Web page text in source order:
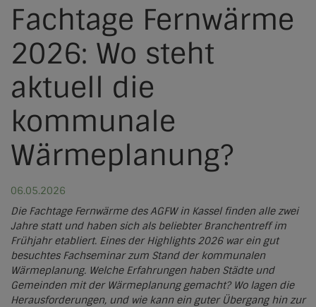
Großwärmepumpen
Biomasse
Biogas
Geothermie
Abwärmenutzung & industrielle Abwärme
Wärmespeicher
Iserlohn
Gießen
Marburg
Wasserstoff
Wärmewende erklärt
Leitfaden & Regelwerk
Rechtlicher Rahmen
Fördermittel & Finanzierung
Praxisbeispiele
Altenstadt
Aßlar
Cölbe
Fernwald
Homberg (Ohm)
Kolbermoor
Entscheidungsgrundlage neue Heizung
Kontakt
Werkzeuge für Kommunen
Werkzeuge für Versorger und Planer
Netzwerke
Regionale Netzwerke
Partner
Produktatlas
Übersicht
Green DH Factory
Aktuelles
News
Pressestimmen
Fachmagazin
Veranstaltungen
Archiv
Fachtage Fernwärme
2026: Wo steht
aktuell die
kommunale
Wärmeplanung?
06.05.2026
Die Fachtage Fernwärme des AGFW in Kassel finden alle zwei
Jahre statt und haben sich als beliebter Branchentreff im
Frühjahr etabliert. Eines der Highlights 2026 war ein gut
besuchtes Fachseminar zum Stand der kommunalen
Wärmeplanung. Welche Erfahrungen haben Städte und
Gemeinden mit der Wärmeplanung gemacht? Wo lagen die
Herausforderungen, und wie kann ein guter Übergang hin zur